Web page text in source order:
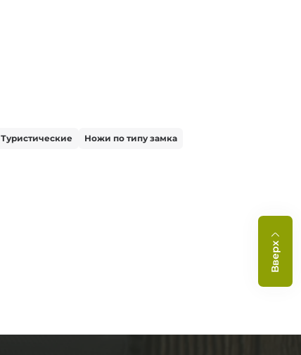
Туристические Ножи по типу замка
Вверх